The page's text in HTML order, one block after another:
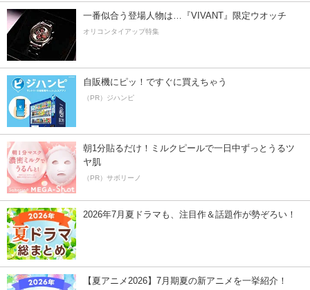
一番似合う登場人物は…『VIVANT』限定ウオッチ
オリコンタイアップ特集
自販機にピッ！ですぐに買えちゃう
（PR）ジハンピ
朝1分貼るだけ！ミルクピールで一日中ずっとうるツ
ヤ肌
（PR）サボリーノ
2026年7月夏ドラマも、注目作＆話題作が勢ぞろい！
【夏アニメ2026】7月期夏の新アニメを一挙紹介！